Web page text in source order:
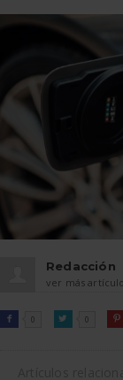
Redacción
ver más

FACEBOOK
0 
TWITTER0 